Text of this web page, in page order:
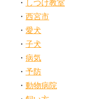
しつけ教室
西宮市
愛犬
子犬
病気
予防
動物病院